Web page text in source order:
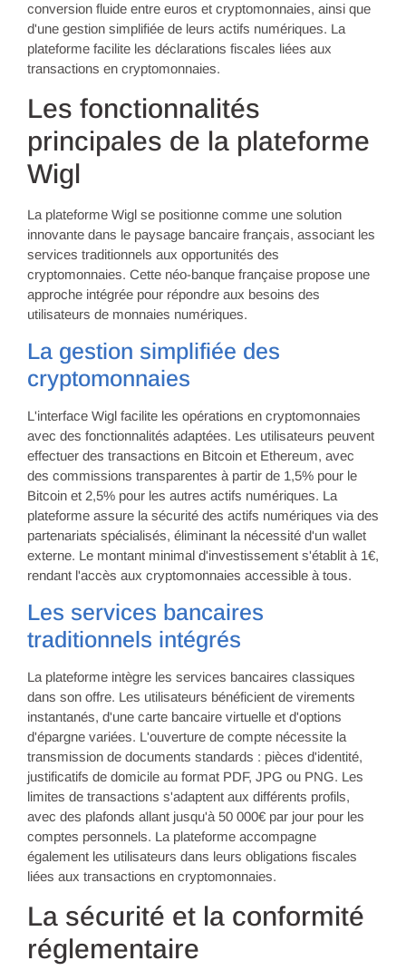
conversion fluide entre euros et cryptomonnaies, ainsi que
d'une gestion simplifiée de leurs actifs numériques. La
plateforme facilite les déclarations fiscales liées aux
transactions en cryptomonnaies.
Les fonctionnalités
principales de la plateforme
Wigl
La plateforme Wigl se positionne comme une solution
innovante dans le paysage bancaire français, associant les
services traditionnels aux opportunités des
cryptomonnaies. Cette néo-banque française propose une
approche intégrée pour répondre aux besoins des
utilisateurs de monnaies numériques.
La gestion simplifiée des
cryptomonnaies
L'interface Wigl facilite les opérations en cryptomonnaies
avec des fonctionnalités adaptées. Les utilisateurs peuvent
effectuer des transactions en Bitcoin et Ethereum, avec
des commissions transparentes à partir de 1,5% pour le
Bitcoin et 2,5% pour les autres actifs numériques. La
plateforme assure la sécurité des actifs numériques via des
partenariats spécialisés, éliminant la nécessité d'un wallet
externe. Le montant minimal d'investissement s'établit à 1€,
rendant l'accès aux cryptomonnaies accessible à tous.
Les services bancaires
traditionnels intégrés
La plateforme intègre les services bancaires classiques
dans son offre. Les utilisateurs bénéficient de virements
instantanés, d'une carte bancaire virtuelle et d'options
d'épargne variées. L'ouverture de compte nécessite la
transmission de documents standards : pièces d'identité,
justificatifs de domicile au format PDF, JPG ou PNG. Les
limites de transactions s'adaptent aux différents profils,
avec des plafonds allant jusqu'à 50 000€ par jour pour les
comptes personnels. La plateforme accompagne
également les utilisateurs dans leurs obligations fiscales
liées aux transactions en cryptomonnaies.
La sécurité et la conformité
réglementaire